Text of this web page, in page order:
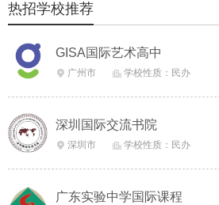
热招学校推荐
GISA国际艺术高中
 广州市  学校性质：民办
深圳国际交流书院
 深圳市  学校性质：民办
广东实验中学国际课程